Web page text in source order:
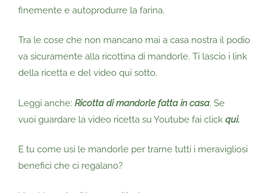
finemente e autoprodurre la farina.
Tra le cose che non mancano mai a casa nostra il podio
va sicuramente alla ricottina di mandorle. Ti lascio i link
della ricetta e del video qui sotto.
Leggi anche: Ricotta di mandorle fatta in casa. Se
vuoi guardare la video ricetta su Youtube fai click qui.
E tu come usi le mandorle per trarne tutti i meravigliosi
benefici che ci regalano?